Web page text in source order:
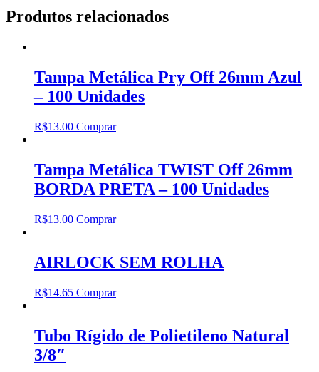
Produtos relacionados
Tampa Metálica Pry Off 26mm Azul
– 100 Unidades
R$13.00 Comprar
Tampa Metálica TWIST Off 26mm
BORDA PRETA – 100 Unidades
R$13.00 Comprar
AIRLOCK SEM ROLHA
R$14.65 Comprar
Tubo Rígido de Polietileno Natural
3/8″